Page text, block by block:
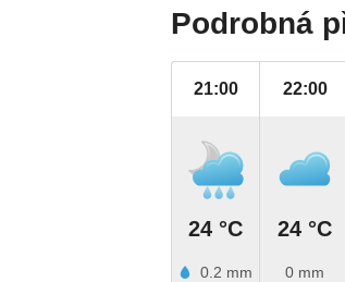
Podrobná
21:00
24 °C
0.2 mm
22:00
24 °C
0 mm